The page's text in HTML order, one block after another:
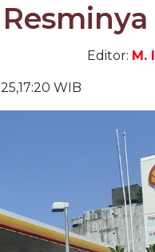
Editor: M.
WIB